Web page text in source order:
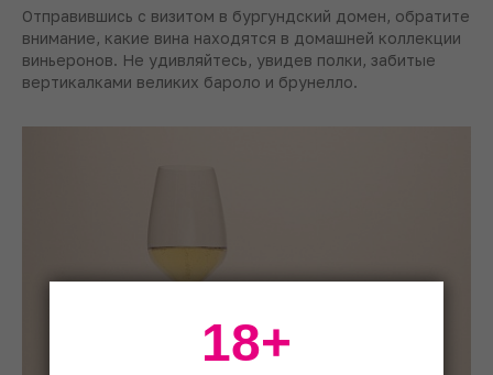
Отправившись с визитом в бургундский домен, обратите
внимание, какие вина находятся в домашней коллекции
виньеронов. Не удивляйтесь, увидев полки, забитые
вертикалками великих бароло и брунелло.
18+